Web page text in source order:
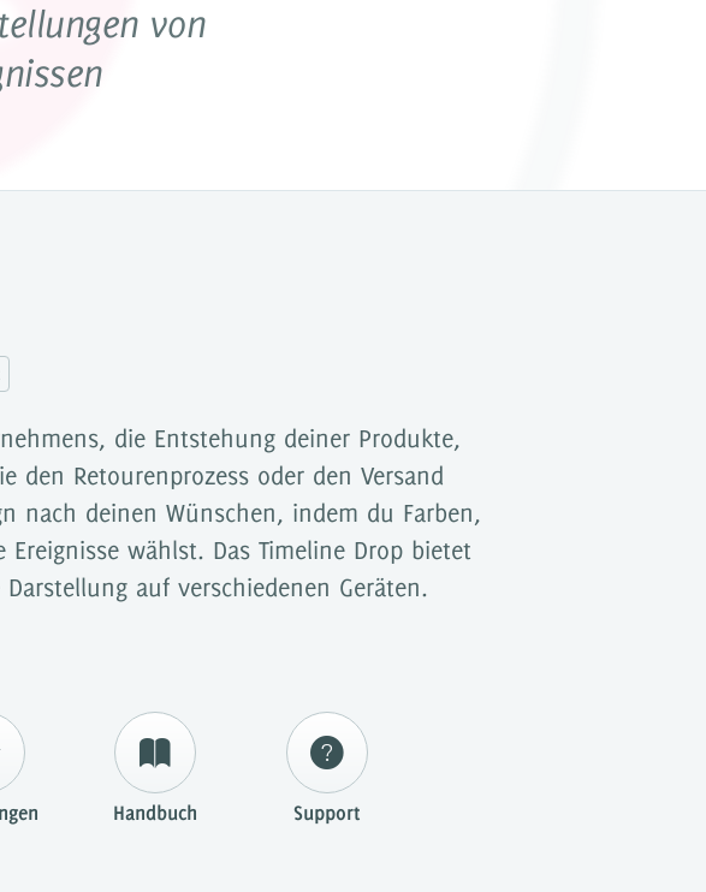
von
die Entstehung deiner Produkte,
den Retourenprozess oder den Versand
nach deinen Wünschen, indem du Farben,
wählst. Das Timeline Drop bietet
auf verschiedenen Geräten.
Handbuch Support